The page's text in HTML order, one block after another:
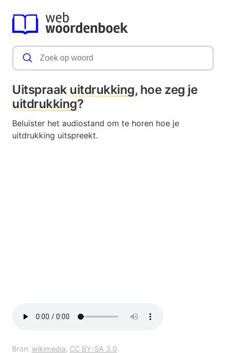
Uitspraak uitdrukking, hoe zeg je
uitdrukking?
Beluister het audiostand om te horen hoe je
uitdrukking uitspreekt.
Bron: wikimedia, CC BY-SA 3.0.